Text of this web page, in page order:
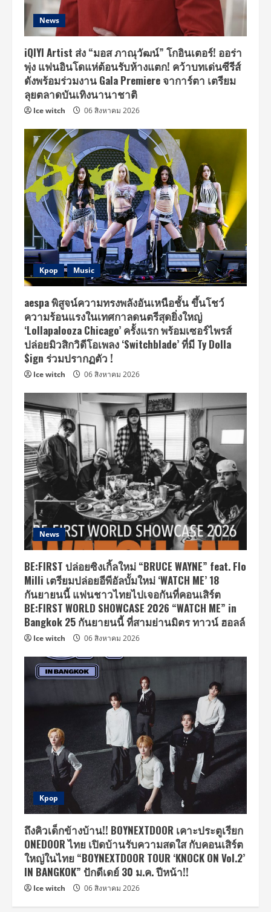
เอ็กซ์
ซีฟ
ให้
แฟน
บอล
ชาว
ไทย
News
iQIYI Artist ส่ง “มอส ภาณุวัฒน์” โกอินเตอร์! ออร่า
พุ่ง แฟนอินโดแห่ต้อนรับห้างแตก! คว้าบทเด่นซีรีส์
ดังพร้อมร่วมงาน Gala Premiere จาการ์ตา เตรียม
ลุยตลาดบันเทิงนานาชาติ
Ice witch 06 สิงหาคม 2026
Kpop Music
aespa พิสูจน์ความทรงพลังอันเหนือชั้น ขึ้นโชว์
ความร้อนแรงในเทศกาลดนตรีสุดยิ่งใหญ่
‘Lollapalooza Chicago’ ครั้งแรก พร้อมเซอร์ไพรส์
ปล่อยมิวสิกวิดีโอเพลง ‘Switchblade’ ที่มี Ty Dolla
$ign ร่วมปรากฏตัว !
Ice witch 06 สิงหาคม 2026
News
BE:FIRST ปล่อยซิงเกิ้ลใหม่ “BRUCE WAYNE” feat. Flo
Milli เตรียมปล่อยอีพีอัลบั้มใหม่ ‘WATCH ME’ 18
กันยายนนี้ แฟนชาวไทยไปเจอกันที่คอนเสิร์ต
BE:FIRST WORLD SHOWCASE 2026 “WATCH ME” in
Bangkok 25 กันยายนนี้ ที่สามย่านมิตร ทาวน์ ฮอลล์
Ice witch 06 สิงหาคม 2026
Kpop
ถึงคิวเด็กข้างบ้าน!! BOYNEXTDOOR เคาะประตูเรียก
ONEDOOR ไทย เปิดบ้านรับความสดใส กับคอนเสิร์ต
ใหญ่ในไทย “BOYNEXTDOOR TOUR ‘KNOCK ON Vol.2’
IN BANGKOK” ปักดีเดย์ 30 ม.ค. ปีหน้า!!
Ice witch 06 สิงหาคม 2026